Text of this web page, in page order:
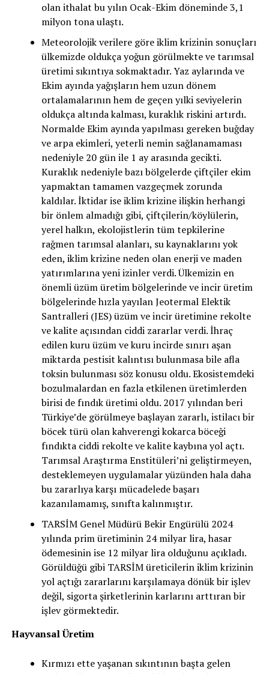
olan ithalat bu yılın Ocak-Ekim döneminde 3,1
milyon tona ulaştı.
Meteorolojik verilere göre iklim krizinin sonuçları
ülkemizde oldukça yoğun görülmekte ve tarımsal
üretimi sıkıntıya sokmaktadır. Yaz aylarında ve
Ekim ayında yağışların hem uzun dönem
ortalamalarının hem de geçen yılki seviyelerin
oldukça altında kalması, kuraklık riskini artırdı.
Normalde Ekim ayında yapılması gereken buğday
ve arpa ekimleri, yeterli nemin sağlanamaması
nedeniyle 20 gün ile 1 ay arasında gecikti.
Kuraklık nedeniyle bazı bölgelerde çiftçiler ekim
yapmaktan tamamen vazgeçmek zorunda
kaldılar. İktidar ise iklim krizine ilişkin herhangi
bir önlem almadığı gibi, çiftçilerin/köylülerin,
yerel halkın, ekolojistlerin tüm tepkilerine
rağmen tarımsal alanları, su kaynaklarını yok
eden, iklim krizine neden olan enerji ve maden
yatırımlarına yeni izinler verdi. Ülkemizin en
önemli üzüm üretim bölgelerinde ve incir üretim
bölgelerinde hızla yayılan Jeotermal Elektik
Santralleri (JES) üzüm ve incir üretimine rekolte
ve kalite açısından ciddi zararlar verdi. İhraç
edilen kuru üzüm ve kuru incirde sınırı aşan
miktarda pestisit kalıntısı bulunmasa bile afla
toksin bulunması söz konusu oldu. Ekosistemdeki
bozulmalardan en fazla etkilenen üretimlerden
birisi de fındık üretimi oldu. 2017 yılından beri
Türkiye’de görülmeye başlayan zararlı, istilacı bir
böcek türü olan kahverengi kokarca böceği
fındıkta ciddi rekolte ve kalite kaybına yol açtı.
Tarımsal Araştırma Enstitüleri’ni geliştirmeyen,
desteklemeyen uygulamalar yüzünden hala daha
bu zararlıya karşı mücadelede başarı
kazanılamamış, sınıfta kalınmıştır.
TARSİM Genel Müdürü Bekir Engürülü 2024
yılında prim üretiminin 24 milyar lira, hasar
ödemesinin ise 12 milyar lira olduğunu açıkladı.
Görüldüğü gibi TARSİM üreticilerin iklim krizinin
yol açtığı zararlarını karşılamaya dönük bir işlev
değil, sigorta şirketlerinin karlarını arttıran bir
işlev görmektedir.
Hayvansal Üretim
Kırmızı ette yaşanan sıkıntının başta gelen